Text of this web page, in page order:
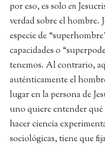
por eso, es soloen
verdad sobre el hombre.
especie de
capacidades o
tenemos. Al contrario,
auténticamente el
lugar en la persona de
uno quiere entender qué
hacer ciencia
sociológicas, tiene que